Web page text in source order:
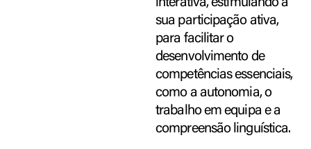
interativa, estimulando a
sua participação ativa,
para facilitar o
desenvolvimento de
competências essenciais,
como a autonomia, o
trabalho em equipa e a
compreensão linguística.